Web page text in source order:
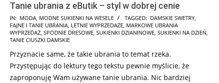
Tanie ubrania z eButik – styl w dobrej cenie
2024-
05-
03
IN: MODA, MODNE SUKIENKI NA WESELE TAGGED: DAMSKIE SWETRY,
FAJNE I TANIE UBRANIA, LETNIE WYPRZEDAŻE, MARKOWE UBRANIA
WYPRZEDAŻ, SPODNIE DRESOWE, SUKIENKI DZIANINOWE, SUKIENKI NA DZIEŃ,
TANIE CIUSZKI DAMSKIE
Przyznacie same, że takie ubrania to temat rzeka.
Przystępując do lektury tego tekstu pewnie myślicie, że
zaproponuję Wam używane tanie ubrania. Nic bardziej